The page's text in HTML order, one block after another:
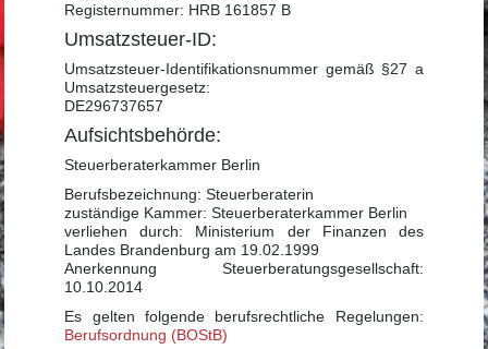
Registernummer: HRB 161857 B
Umsatzsteuer-ID:
Umsatzsteuer-Identifikationsnummer gemäß §27 a
Umsatzsteuergesetz:
DE296737657
Aufsichtsbehörde:
Steuerberaterkammer Berlin
Berufsbezeichnung: Steuerberaterin
zuständige Kammer: Steuerberaterkammer Berlin
verliehen durch: Ministerium der Finanzen des
Landes Brandenburg am 19.02.1999
Anerkennung Steuerberatungsgesellschaft:
10.10.2014
Es gelten folgende berufsrechtliche Regelungen:
Berufsordnung (BOStB)